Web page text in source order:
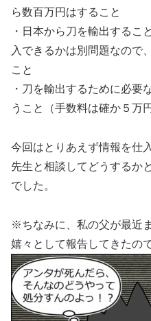
ら数百万円はすること
・日本から刀を輸出するこ
入できるかは別問題なので
こと
・刀を輸出するために必要
うこと（手数料は確か５万円
今回はとりあえず情報を仕
先生と相談してどうするか
でした。
※ちなみに、私の父が最近
嬉々として報告してきたので